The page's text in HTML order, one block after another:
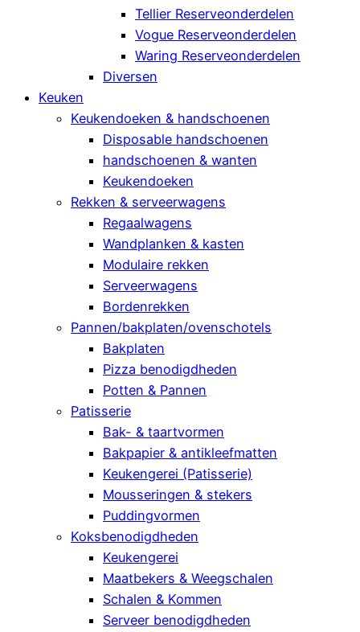
Tellier Reserveonderdelen
Vogue Reserveonderdelen
Waring Reserveonderdelen
Diversen
Keuken
Keukendoeken & handschoenen
Disposable handschoenen
handschoenen & wanten
Keukendoeken
Rekken & serveerwagens
Regaalwagens
Wandplanken & kasten
Modulaire rekken
Serveerwagens
Bordenrekken
Pannen/bakplaten/ovenschotels
Bakplaten
Pizza benodigdheden
Potten & Pannen
Patisserie
Bak- & taartvormen
Bakpapier & antikleefmatten
Keukengerei (Patisserie)
Mousseringen & stekers
Puddingvormen
Koksbenodigdheden
Keukengerei
Maatbekers & Weegschalen
Schalen & Kommen
Serveer benodigdheden